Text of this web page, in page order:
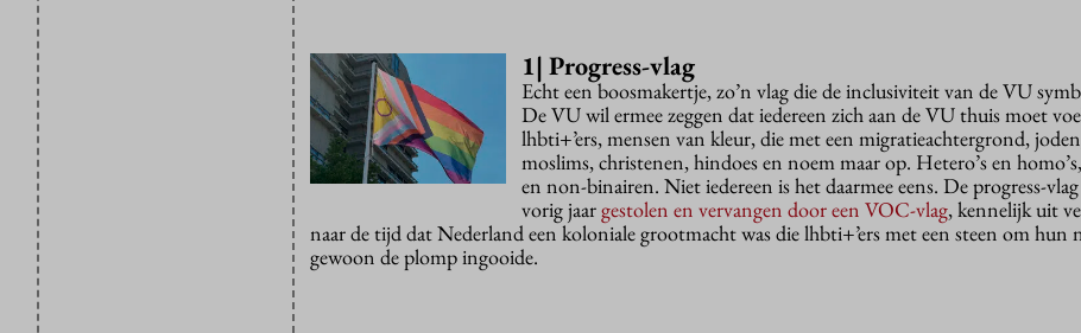
1| Progress-vlag
Echt een boosmakertje, zo’n vlag die de inclusiviteit van de VU
De VU wil ermee zeggen dat iedereen zich aan de VU thuis moet
lhbti+’ers, mensen van kleur, die met een migratieachtergrond,
moslims, christenen, hindoes en noem maar op. Hetero’s en
en non-binairen. Niet iedereen is het daarmee eens. De progress-
vorig jaargestolen en vervangen door een VOC-vlag, kennelijk uit
naar de tijd dat Nederland een koloniale grootmacht was die lhbti+’ers met een steen om hun
gewoon de plomp ingooide.